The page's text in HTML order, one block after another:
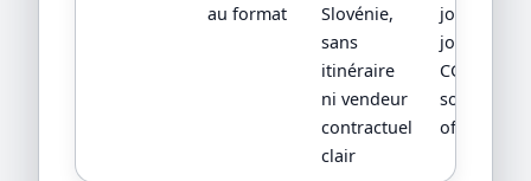
au format
Slovénie,
sans
itinéraire
ni vendeur
contractuel
clair
jour par
jour,
CGV/CPV et
sources
officielles